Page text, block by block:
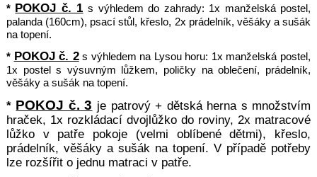
* POKOJ č. 1 s výhledem do zahrady: 1x manželská postel,
palanda (160cm), psací stůl, křeslo, 2x prádelník, věšáky a sušák
na topení.
* POKOJ č. 2s výhledem na Lysou horu: 1x manželská postel,
1x postel s výsuvným lůžkem, poličky na oblečení, prádelník,
věšáky a sušák na topení.
* POKOJ č. 3 je patrový + dětská herna s množstvím
hraček, 1x rozkládací dvojlůžko do roviny, 2x matracové
lůžko v patře pokoje (velmi oblíbené dětmi), křeslo,
prádelník, věšáky a sušák na topení. V případě potřeby
lze rozšířit o jednu matraci v patře.